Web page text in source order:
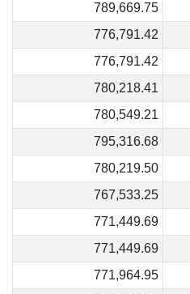
789,669.75
776,791.42
776,791.42
780,218.41
780,549.21
795,316.68
780,219.50
767,533.25
771,449.69
771,449.69
771,964.95